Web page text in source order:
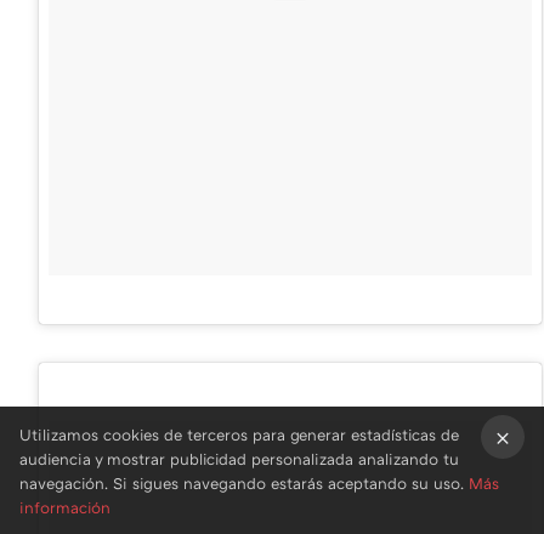
Utilizamos cookies de terceros para generar estadísticas de
audiencia y mostrar publicidad personalizada analizando tu
navegación. Si sigues navegando estarás aceptando su uso. Más
información